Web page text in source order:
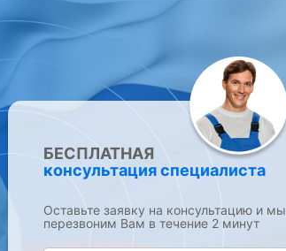
БЕСПЛАТНАЯ
консультация специалиста
Оставьте заявку на консультацию и мы
перезвоним Вам в течение 2 минут